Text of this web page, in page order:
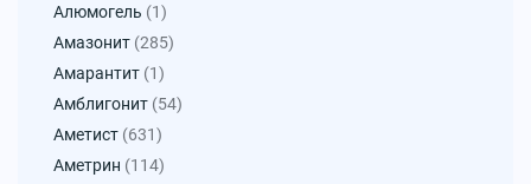
Алюмогель (1)
Амазонит (285)
Амарантит (1)
Амблигонит (54)
Аметист (631)
Аметрин (114)